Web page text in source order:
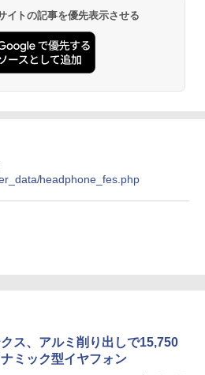
イトの記事を優先表示させる
headphone_fes.php
ス、アルミ削り出しで15,750
ミック型イヤフォン